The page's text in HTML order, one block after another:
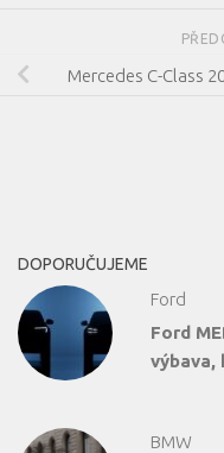
Mercedes C-Class
DOPORUČUJEME
Ford
Ford
výbava,
BMW